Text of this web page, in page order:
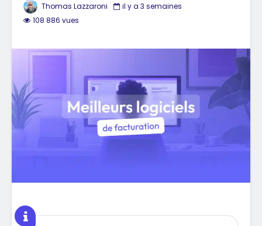
Thomas Lazzaroni
il y a 3 semaines
108 886 vues